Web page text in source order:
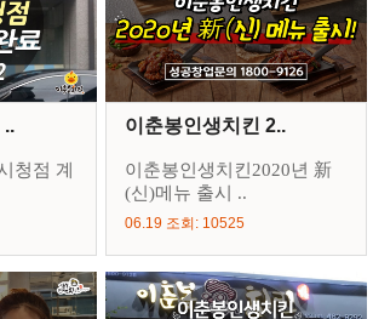
..
청점 계
이춘봉인생치킨 2..
이춘봉인생치킨2020년 新
(신)메뉴 출시 ..
06.19 조회: 10525